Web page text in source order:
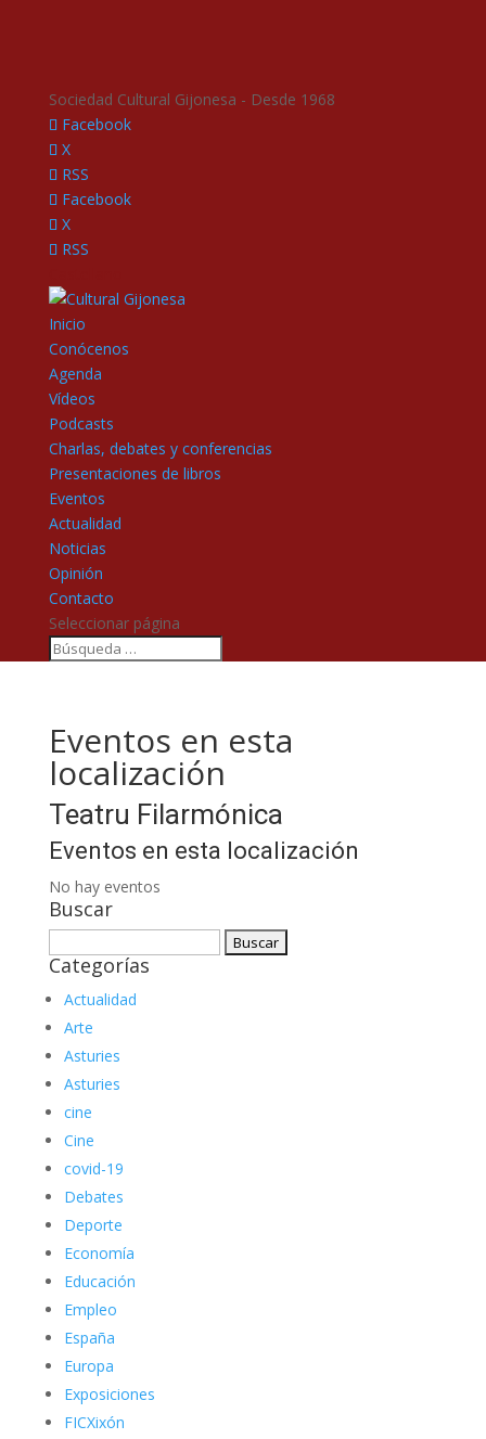
Sociedad Cultural Gijonesa - Desde 1968
Facebook
X
RSS
Facebook
X
RSS
Inicio
Conócenos
Agenda
Vídeos
Podcasts
Charlas, debates y conferencias
Presentaciones de libros
Eventos
Actualidad
Noticias
Opinión
Contacto
Seleccionar página
Eventos en esta
localización
Teatru Filarmónica
Eventos en esta localización
No hay eventos
Buscar
Categorías
Actualidad
Arte
Asturies
Asturies
cine
Cine
covid-19
Debates
Deporte
Economía
Educación
Empleo
España
Europa
Exposiciones
FICXixón